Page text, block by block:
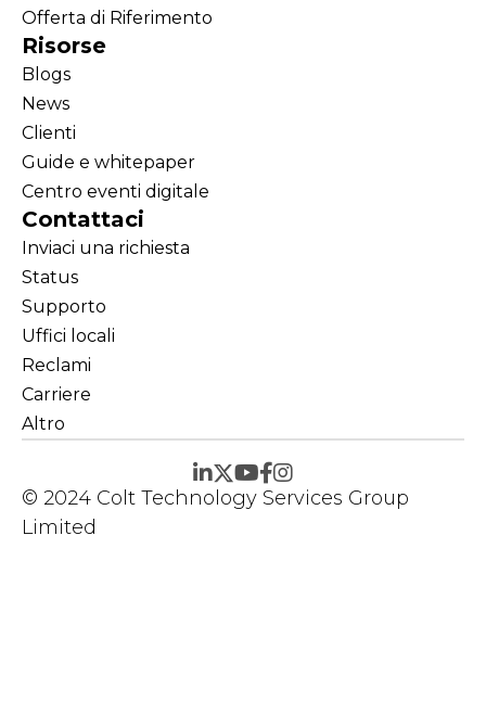
Offerta di Riferimento
Risorse
Blogs
News
Clienti
Guide e whitepaper
Centro eventi digitale
Contattaci
Inviaci una richiesta
Status
Supporto
Uffici locali
Reclami
Carriere
Altro
© 2024 Colt Technology Services Group
Limited